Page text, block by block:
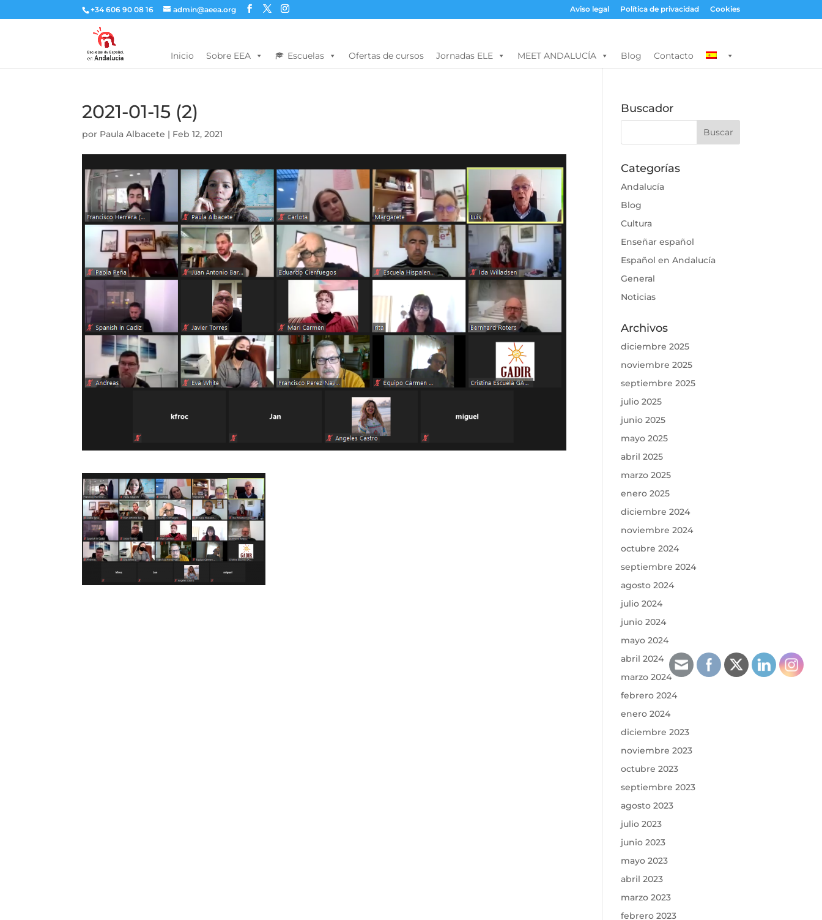
+34 606 90 08 16 admin@aeea.org Aviso legal Política de privacidad Cookies
Inicio Sobre EEA Escuelas Ofertas de cursos Jornadas ELE MEET ANDALUCÍA Blog Contacto
2021-01-15 (2)
por Paula Albacete | Feb 12, 2021
Buscador
Categorías
Andalucía
Blog
Cultura
Enseñar español
Español en Andalucía
General
Noticias
Archivos
diciembre 2025
noviembre 2025
septiembre 2025
julio 2025
junio 2025
mayo 2025
abril 2025
marzo 2025
enero 2025
diciembre 2024
noviembre 2024
octubre 2024
septiembre 2024
agosto 2024
julio 2024
junio 2024
mayo 2024
abril 2024
marzo 2024
febrero 2024
enero 2024
diciembre 2023
noviembre 2023
octubre 2023
septiembre 2023
agosto 2023
julio 2023
junio 2023
mayo 2023
abril 2023
marzo 2023
febrero 2023